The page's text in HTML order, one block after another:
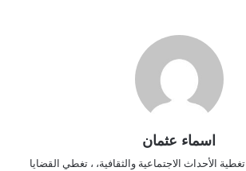
اسماء عثمان
الأحداث الاجتماعية والثقافية، ، تغطي القضايا